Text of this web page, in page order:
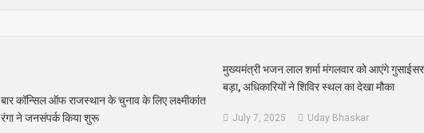
बार कॉन्सिल ऑफ राजस्थान के चुनाव के लिए लक्ष्मीकांत
रंगा ने जनसंपर्क किया शुरू
मुख्यमंत्री भजन लाल शर्मा मंगलवार को आएंगे गुसाईसर
बड़ा, अधिकारियों ने शिविर स्थल का देखा मौका
July 7, 2025 Uday Bhaskar